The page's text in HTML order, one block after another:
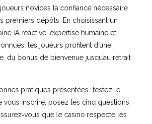
novices la confiance nécessaire
premiers dépôts. En choisissant un
IA réactive, expertise humaine et
les joueurs profitent d’une
du bonus de bienvenue jusqu’au retrait
pratiques présentées : testez le
vous inscrire, posez les cinq questions
que le casino respecte les